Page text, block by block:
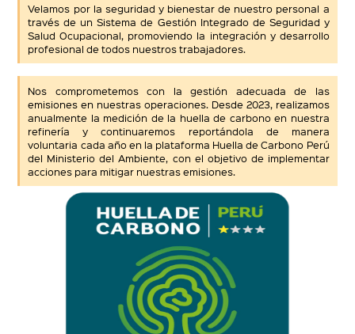
Velamos por la seguridad y bienestar de nuestro personal a
través de un Sistema de Gestión Integrado de Seguridad y
Salud Ocupacional, promoviendo la integración y desarrollo
profesional de todos nuestros trabajadores.
Nos comprometemos con la gestión adecuada de las
emisiones en nuestras operaciones. Desde 2023, realizamos
anualmente la medición de la huella de carbono en nuestra
refinería y continuaremos reportándola de manera
voluntaria cada año en la plataforma Huella de Carbono Perú
del Ministerio del Ambiente, con el objetivo de implementar
acciones para mitigar nuestras emisiones.